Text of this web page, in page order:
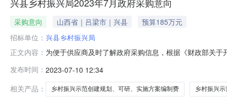
采购意向 山西省｜吕梁市｜兴县
预算185万元
招标单位： 兴县乡村振兴局
正文内容： 为便于供应商及时了解政府采购信息，根据《财政部关
185000022022省级乡村振兴示范创建规划、可研、实
初步安排，具体采购
发布时间： 2023-07-10 12:34
相关产品：
乡村振兴示范创建规划、可研、实施方案编制费 乡村振兴